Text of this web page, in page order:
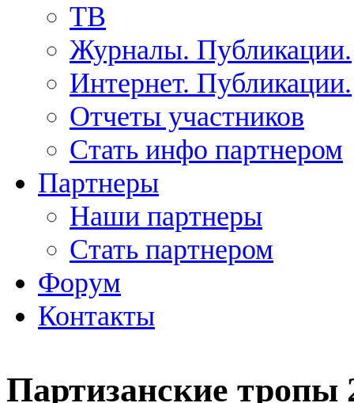
ТВ
Журналы. Публикации.
Интернет. Публикации.
Отчеты участников
Стать инфо партнером
Партнеры
Наши партнеры
Стать партнером
Форум
Контакты
Партизанские тропы